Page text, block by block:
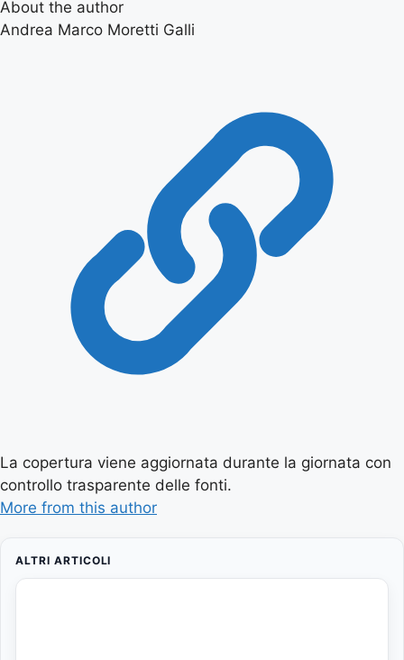
About the author
Andrea Marco Moretti Galli
La copertura viene aggiornata durante la giornata con
controllo trasparente delle fonti.
More from this author
ALTRI ARTICOLI